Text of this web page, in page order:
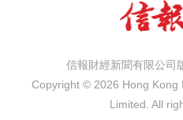
信報財經新聞有限公司
Copyright © 2026 Hong Kong
Limited. All